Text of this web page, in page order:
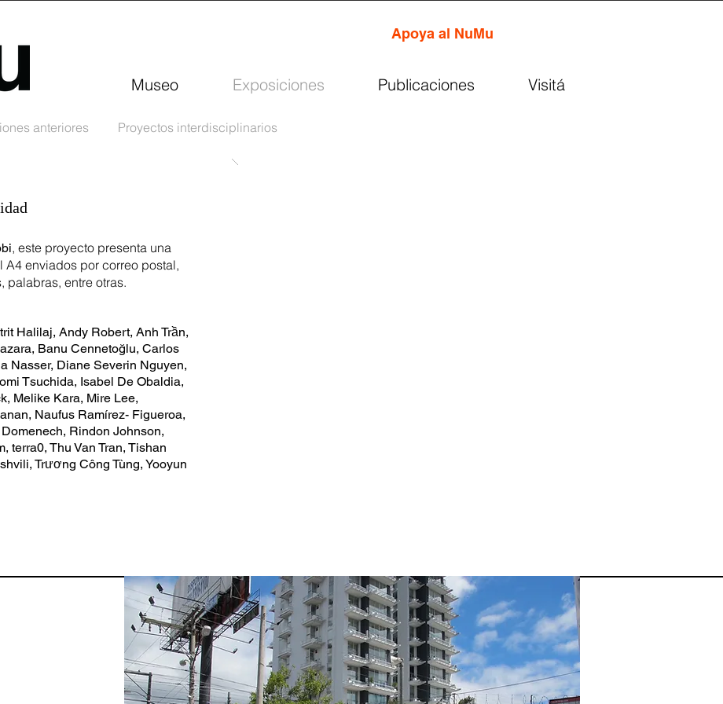
Apoya al NuMu
Museo Exposiciones Publicaciones Visitá
anteriores Proyectos interdisciplinarios
, este proyecto presenta una
enviados por correo postal,
palabras, entre otras.
Halilaj, Andy Robert, Anh Trần,
Banu Cennetoğlu, Carlos
Nasser, Diane Severin Nguyen,
Tsuchida, Isabel De Obaldia,
Melike Kara, Mire Lee,
Naufus Ramírez- Figueroa,
Rindon Johnson,
terra0, Thu Van Tran, Tishan
Trương Công Tùng, Yooyun